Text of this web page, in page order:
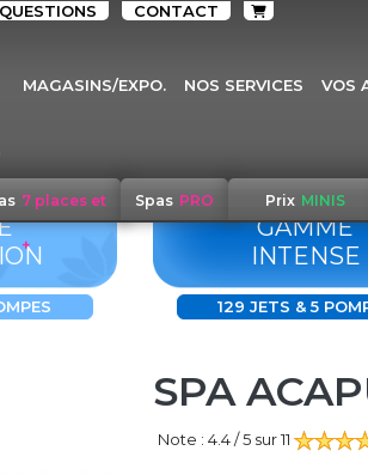
QUESTIONS CONTACT
MAGASINS/EXPO. NOS SERVICES VOS
7 places et
+
Spas PRO Prix MINIS
GAMME
INTENSE
129 JETS & 5
SPA
Note : 4.4/ 5 sur11